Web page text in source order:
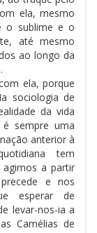
ela, mesmo
o sublime e o
até mesmo
ao longo da
ela, porque
sociologia de
da vida
sempre uma
anterior à
tem
agimos a partir
e nos
esperar de
levar-nos-ia a
Camélias de